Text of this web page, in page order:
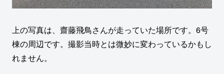
上の写真は、齋藤飛鳥さんが走っていた場所です。6号
棟の周辺です。撮影当時とは微妙に変わっているかもし
れません。